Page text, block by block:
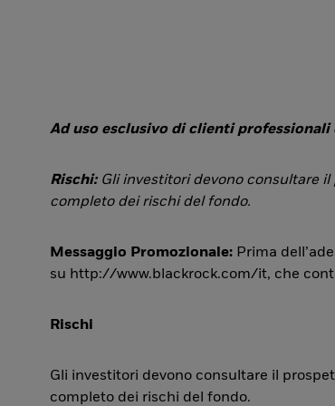
Ad uso esclusivo di clienti
Rischi: Gli investitori devono consultare
completo dei rischi del fondo.
Messaggio Promozionale: Prima
su http://www.blackrock.com/it, che
Rischi
Gli investitori devono consultare il
completo dei rischi del fondo.